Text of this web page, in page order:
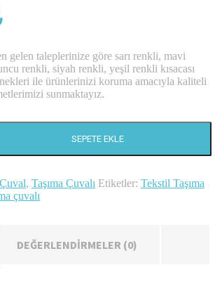
gelen taleplerinize göre sarı renkli, mavi
renkli, siyah renkli, yeşil renkli kısacası
ile ürünlerinizi koruma amacıyla kaliteli
sunmaktayız.
SEPETE EKLE
, Taşıma Çuvalı Etiketler: Tekstil Taşıma
çuvalı
DEĞERLENDIRMELER (0)